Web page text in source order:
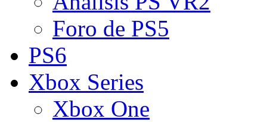
Foro de PS5
PS6
Xbox Series
Xbox One